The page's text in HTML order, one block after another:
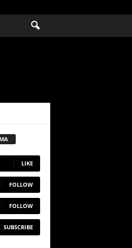
LIKE
FOLLOW
FOLLOW
SUBSCRIBE